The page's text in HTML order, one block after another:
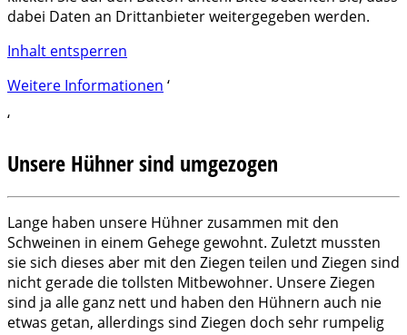
dabei Daten an Drittanbieter weitergegeben werden.
Inhalt entsperren
Weitere Informationen ‘
‘
Unsere Hühner sind umgezogen
Lange haben unsere Hühner zusammen mit den
Schweinen in einem Gehege gewohnt. Zuletzt mussten
sie sich dieses aber mit den Ziegen teilen und Ziegen sind
nicht gerade die tollsten Mitbewohner. Unsere Ziegen
sind ja alle ganz nett und haben den Hühnern auch nie
etwas getan, allerdings sind Ziegen doch sehr rumpelig